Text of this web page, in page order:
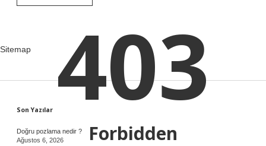
Analizi
Sitemap
Sidebar
Son Yazılar
Doğru pozlama nedir ?
Ağustos 6, 2026
403
Forbidden